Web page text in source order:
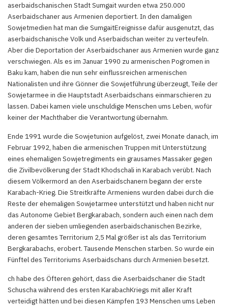
aserbaidschanischen Stadt Sumgait wurden etwa 250.000
Aserbaidschaner aus Armenien deportiert. In den damaligen
Sowjetmedien hat man die SumgaitEreignisse dafür ausgenutzt, das
aserbaidschanische Volk und Aserbaidschan weiter zu verteufeln.
Aber die Deportation der Aserbaidschaner aus Armenien wurde ganz
verschwiegen. Als es im Januar 1990 zu armenischen Pogromen in
Baku kam, haben die nun sehr einflussreichen armenischen
Nationalisten und ihre Gönner die Sowjetführung überzeugt, Teile der
Sowjetarmee in die Hauptstadt Aserbaidschans einmarschieren zu
lassen. Dabei kamen viele unschuldige Menschen ums Leben, wofür
keiner der Machthaber die Verantwortung übernahm.
Ende 1991 wurde die Sowjetunion aufgelöst, zwei Monate danach, im
Februar 1992, haben die armenischen Truppen mit Unterstützung
eines ehemaligen Sowjetregiments ein grausames Massaker gegen
die Zivilbevölkerung der Stadt Khodschali in Karabach verübt. Nach
diesem Völkermord an den Aserbaidschanern begann der erste
Karabach-Krieg. Die Streitkräfte Armeniens wurden dabei durch die
Reste der ehemaligen Sowjetarmee unterstützt und haben nicht nur
das Autonome Gebiet Bergkarabach, sondern auch einen nach dem
anderen der sieben umliegenden aserbaidschanischen Bezirke,
deren gesamtes Territorium 2,5 Mal größer ist als das Territorium
Bergkarabachs, erobert. Tausende Menschen starben. So wurde ein
Fünftel des Territoriums Aserbaidschans durch Armenien besetzt.
ch habe des Öfteren gehört, dass die Aserbaidschaner die Stadt
Schuscha während des ersten KarabachKriegs mit aller Kraft
verteidigt hätten und bei diesen Kämpfen 193 Menschen ums Leben